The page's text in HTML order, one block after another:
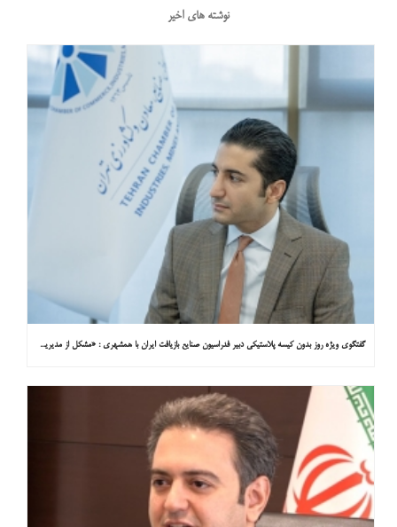
نوشته های اخیر
گفتگوی ویژه روز بدون کیسه پلاستیکی دبیر فدراسیون صنایع بازیافت ایران با همشهری : «مشکل از مدیریت پسماند پلاستیکی است، نه کیسه پلاستیکی»